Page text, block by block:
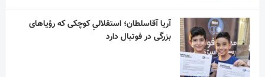
آریا آقاسلطان؛ استقلالیِ کوچکی که رؤیاهای
بزرگی در فوتبال دارد